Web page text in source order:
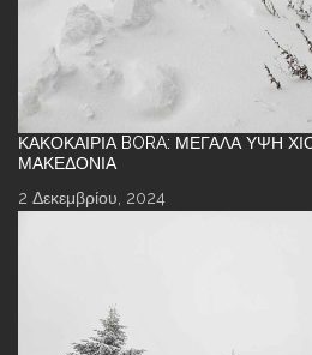
ΚΑΚΟΚΑΙΡΊΑ BORA: ΜΕΓΆΛΑ ΎΨΗ
ΜΑΚΕΔΟΝΊΑ
2 Δεκεμβρίου, 2024